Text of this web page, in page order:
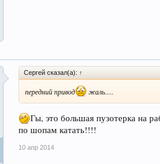
Сергей сказал(а): ↑
передний привод жаль.....
Гы, это большая пузотерка на
по шопам катать!!!!
10 апр 2014